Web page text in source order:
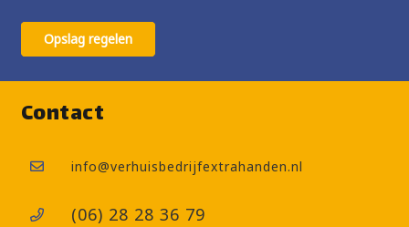
Opslag regelen
Contact
info@verhuisbedrijfextrahanden.nl
(06) 28 28 36 79